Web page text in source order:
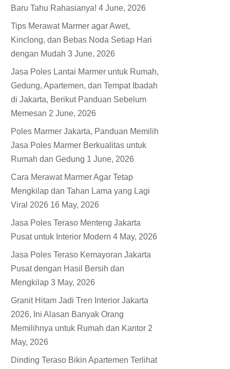
Baru Tahu Rahasianya! 4 June, 2026
Tips Merawat Marmer agar Awet,
Kinclong, dan Bebas Noda Setiap Hari
dengan Mudah 3 June, 2026
Jasa Poles Lantai Marmer untuk Rumah,
Gedung, Apartemen, dan Tempat Ibadah
di Jakarta, Berikut Panduan Sebelum
Memesan 2 June, 2026
Poles Marmer Jakarta, Panduan Memilih
Jasa Poles Marmer Berkualitas untuk
Rumah dan Gedung 1 June, 2026
Cara Merawat Marmer Agar Tetap
Mengkilap dan Tahan Lama yang Lagi
Viral 2026 16 May, 2026
Jasa Poles Teraso Menteng Jakarta
Pusat untuk Interior Modern 4 May, 2026
Jasa Poles Teraso Kemayoran Jakarta
Pusat dengan Hasil Bersih dan
Mengkilap 3 May, 2026
Granit Hitam Jadi Tren Interior Jakarta
2026, Ini Alasan Banyak Orang
Memilihnya untuk Rumah dan Kantor 2
May, 2026
Dinding Teraso Bikin Apartemen Terlihat